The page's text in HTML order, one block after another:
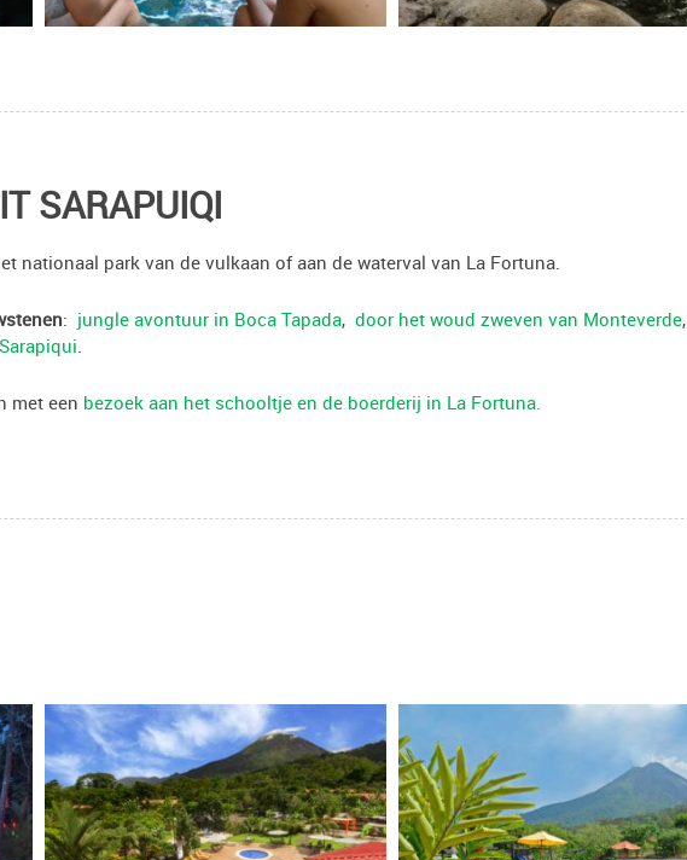
SARAPUIQI
nationaal park van de vulkaan of aan de waterval van La Fortuna.
: jungle avontuur in Boca Tapada, door het woud zweven van Monteverde,
.
met een bezoek aan het schooltje en de boerderij in La Fortuna.